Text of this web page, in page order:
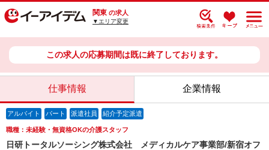
関東 の求人
▼エリア変更
この求人の応募期間は既に終了しております。
仕事情報 企業情報
アルバイト パート 派遣社員 紹介予定派遣
職種：未経験・無資格OKの介護スタッフ
日研トータルソーシング株式会社 メディカルケア事業部/新宿オフ